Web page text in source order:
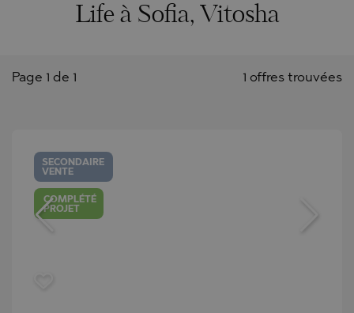
Life à Sofia, Vitosha
1 offres trouvées
Page 1 de 1
SECONDAIRE
VENTE
COMPLÉTÉ
PROJET